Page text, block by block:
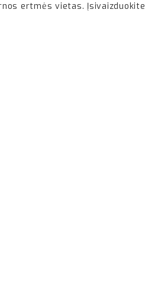
ertmės vietas. Įsivaizduokite